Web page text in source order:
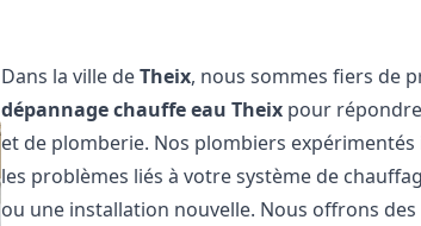
Dans la ville deTheix, nous sommes fiers de
dépannage chauffe eau Theix pour
et de plomberie. Nos plombiers
les problèmes liés à votre système de
ou une installation nouvelle. Nous offrons